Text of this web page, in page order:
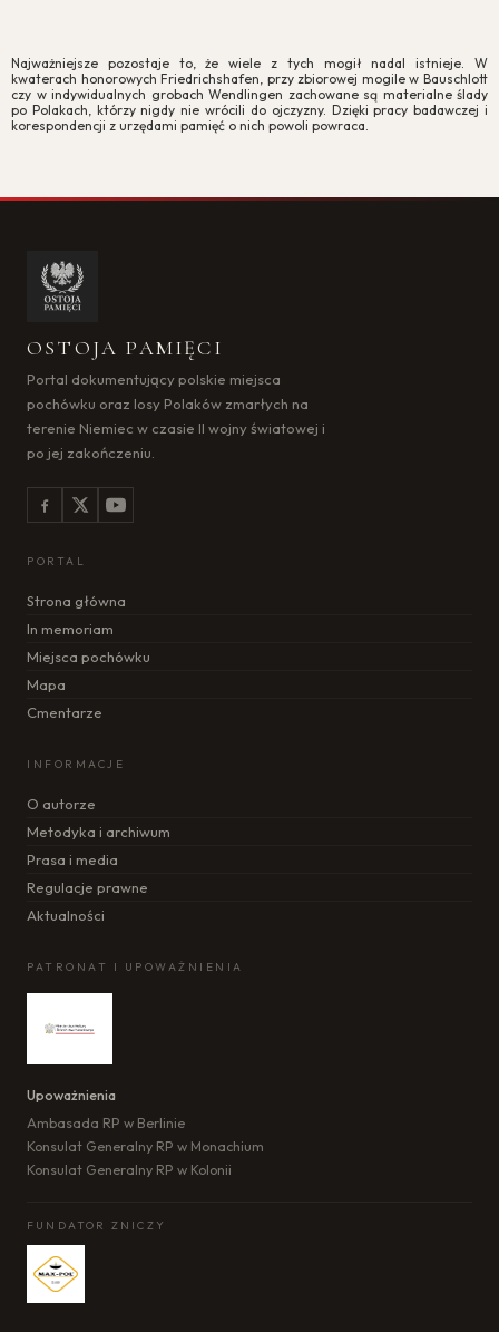
Najważniejsze pozostaje to, że wiele z tych mogił nadal istnieje. W
kwaterach honorowych Friedrichshafen, przy zbiorowej mogile w Bauschlott
czy w indywidualnych grobach Wendlingen zachowane są materialne ślady
po Polakach, którzy nigdy nie wrócili do ojczyzny. Dzięki pracy badawczej i
korespondencji z urzędami pamięć o nich powoli powraca.
OSTOJA PAMIĘCI
Portal dokumentujący polskie miejsca
pochówku oraz losy Polaków zmarłych na
terenie Niemiec w czasie II wojny światowej i
po jej zakończeniu.
PORTAL
Strona główna
In memoriam
Miejsca pochówku
Mapa
Cmentarze
INFORMACJE
O autorze
Metodyka i archiwum
Prasa i media
Regulacje prawne
Aktualności
PATRONAT I UPOWAŻNIENIA
Upoważnienia
Ambasada RP w Berlinie
Konsulat Generalny RP w Monachium
Konsulat Generalny RP w Kolonii
FUNDATOR ZNICZY